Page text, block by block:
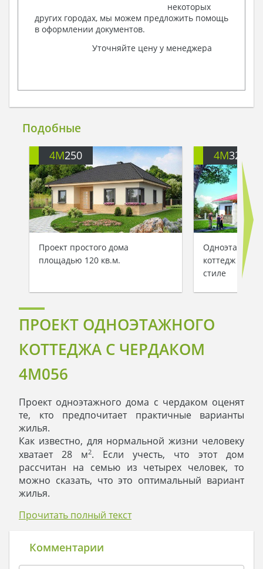
некоторых
других городах, мы можем предложить помощь
в оформлении документов.
Уточняйте цену у менеджера
Подобные
4M250
Проект простого дома
площадью 120 кв.м.
4M3234
коттедж в
стиле
ПРОЕКТ ОДНОЭТАЖНОГО
КОТТЕДЖА С ЧЕРДАКОМ
4M056
Проект одноэтажного дома с чердаком оценят
те, кто предпочитает практичные варианты
жилья.
Как известно, для нормальной жизни человеку
хватает 28 м2. Если учесть, что этот дом
рассчитан на семью из четырех человек, то
можно сказать, что это оптимальный вариант
жилья.
помогает рационально организовать быт и
хлопоты.
Слева от входа расположена ночная зона. В ней
Прочитать полный текст
Комментарии